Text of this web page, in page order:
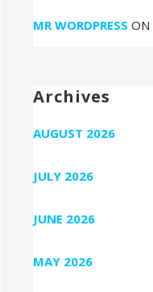
MR WORDPRESS ON
Archives
AUGUST 2026
JULY 2026
JUNE 2026
MAY 2026